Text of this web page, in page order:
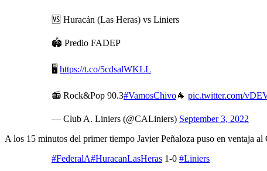
🆚 Huracán (Las Heras) vs Liniers
🏟️ Predio FADEP
🖥️ https://t.co/5cdsalWKLL
📻 Rock&Pop 90.3#VamosChivo🐐 pic.twitter.com/
— Club A. Liniers (@CALiniers) September 3, 2022
A los 15 minutos del primer tiempo Javier Peñaloza puso en ventaja al
#FederalA#HuracanLasHeras 1-0 #Liniers